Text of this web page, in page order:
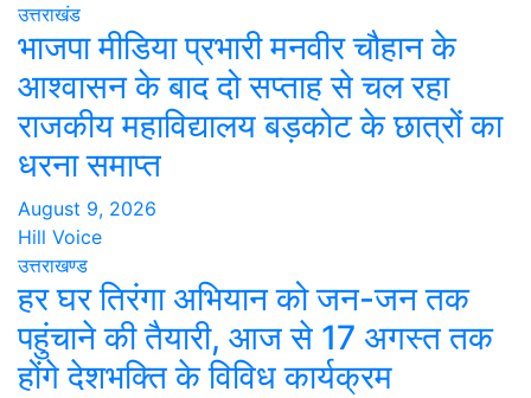
उत्तराखंड
भाजपा मीडिया प्रभारी मनवीर चौहान के
आश्वासन के बाद दो सप्ताह से चल रहा
राजकीय महाविद्यालय बड़कोट के छात्रों का
धरना समाप्त
August 9, 2026
Hill Voice
उत्तराखण्ड
हर घर तिरंगा अभियान को जन-जन तक
पहुंचाने की तैयारी, आज से 17 अगस्त तक
होंगे देशभक्ति के विविध कार्यक्रम